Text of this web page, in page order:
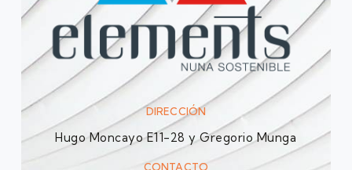
DIRECCIÓN
Hugo Moncayo E11-28 y Gregorio Munga
CONTACTO